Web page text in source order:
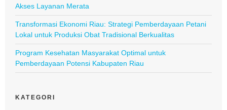
Akses Layanan Merata
Transformasi Ekonomi Riau: Strategi Pemberdayaan Petani
Lokal untuk Produksi Obat Tradisional Berkualitas
Program Kesehatan Masyarakat Optimal untuk
Pemberdayaan Potensi Kabupaten Riau
KATEGORI